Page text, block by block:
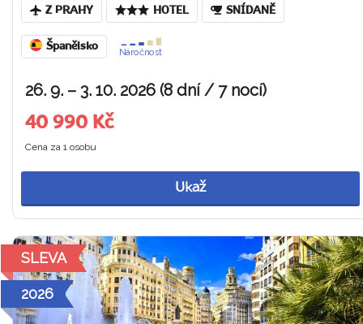
Z PRAHY HOTEL SNÍDANĚ
Španělsko
Náročnost
26. 9. – 3. 10. 2026 (8 dní / 7 nocí)
40 990 Kč
Cena za 1 osobu
Ukaž
SLEVA
2026